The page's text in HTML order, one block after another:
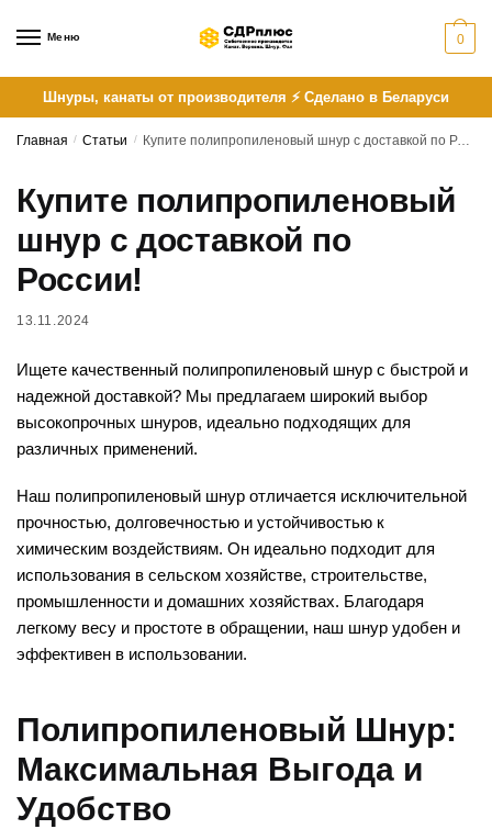
Меню 0
Шнуры, канаты от производителя ⚡ Сделано в Беларуси
Главная / Статьи / Купите полипропиленовый шнур с доставкой по России!
Купите полипропиленовый
шнур с доставкой по
России!
13.11.2024
Ищете качественный полипропиленовый шнур с быстрой и
надежной доставкой? Мы предлагаем широкий выбор
высокопрочных шнуров, идеально подходящих для
различных применений.
Наш полипропиленовый шнур отличается исключительной
прочностью, долговечностью и устойчивостью к
химическим воздействиям. Он идеально подходит для
использования в сельском хозяйстве, строительстве,
промышленности и домашних хозяйствах. Благодаря
легкому весу и простоте в обращении, наш шнур удобен и
эффективен в использовании.
Полипропиленовый Шнур:
Максимальная Выгода и
Удобство